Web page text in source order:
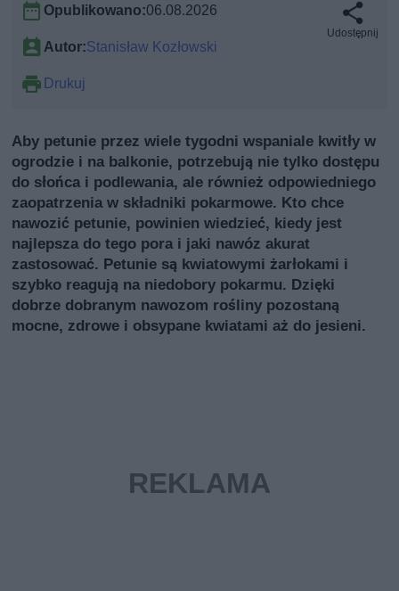
Opublikowano:06.08.2026
Autor:Stanisław Kozłowski
Drukuj
Udostępnij
Aby petunie przez wiele tygodni wspaniale kwitły w
ogrodzie i na balkonie, potrzebują nie tylko dostępu
do słońca i podlewania, ale również odpowiedniego
zaopatrzenia w składniki pokarmowe. Kto chce
nawozić petunie, powinien wiedzieć, kiedy jest
najlepsza do tego pora i jaki nawóz akurat
zastosować. Petunie są kwiatowymi żarłokami i
szybko reagują na niedobory pokarmu. Dzięki
dobrze dobranym nawozom rośliny pozostaną
mocne, zdrowe i obsypane kwiatami aż do jesieni.